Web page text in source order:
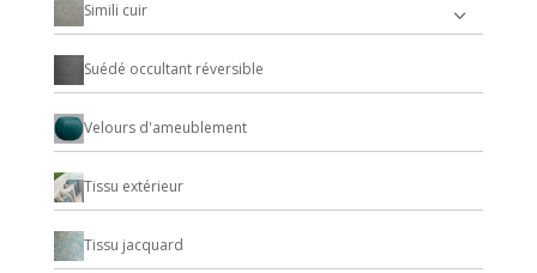
Simili cuir
Suédé occultant réversible
Velours d'ameublement
Tissu extérieur
Tissu jacquard